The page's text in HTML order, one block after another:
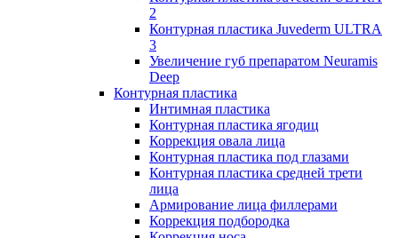
2
Контурная пластика Juvederm ULTRA
3
Увеличение губ препаратом Neuramis
Deep
Контурная пластика
Интимная пластика
Контурная пластика ягодиц
Коррекция овала лица
Контурная пластика под глазами
Контурная пластика средней трети
лица
Армирование лица филлерами
Коррекция подбородка